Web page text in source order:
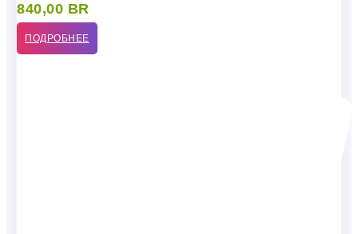
840,00 BR
ПОДРОБНЕЕ